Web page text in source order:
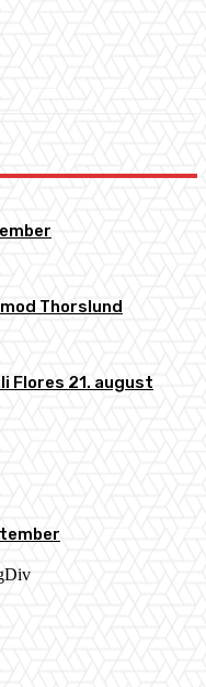
Thorslund
Flores 21. august